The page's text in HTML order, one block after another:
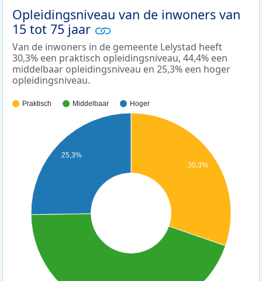
Opleidingsniveau van de inwoners van
15 tot 75 jaar
Van de inwoners in de gemeente Lelystad heeft
30,3% een praktisch opleidingsniveau, 44,4% een
middelbaar opleidingsniveau en 25,3% een hoger
opleidingsniveau.
Praktisch Middelbaar Hoger
30,3%
25,3%